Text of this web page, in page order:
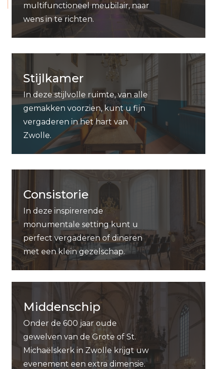
multifunctioneel meubilair, naar
wens in te richten.
Stijlkamer
In deze stijlvolle ruimte, van alle
gemakken voorzien, kunt u fijn
vergaderen in het hart van
Zwolle.
Consistorie
In deze inspirerende
monumentale setting kunt u
perfect vergaderen of dineren
met een klein gezelschap.
Middenschip
Onder de 600 jaar oude
gewelven van de Grote of St.
Michaëlskerk in Zwolle krijgt uw
evenement een extra dimensie.